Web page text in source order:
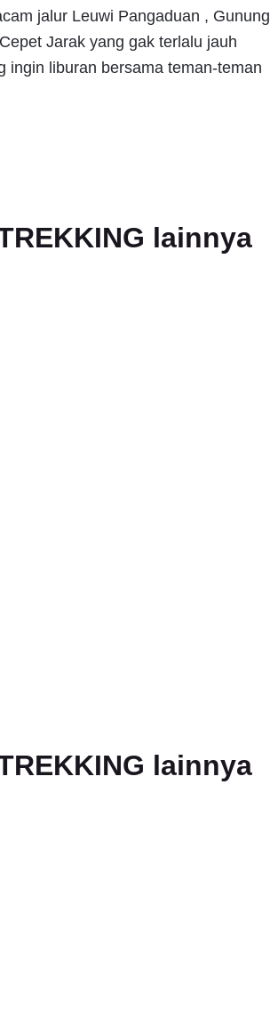
jalur Leuwi Pangaduan , Gunung
Jarak yang gak terlalu jauh
ingin liburan bersama teman-teman
lainnya
lainnya